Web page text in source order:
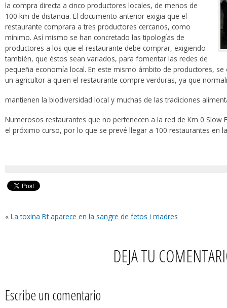
la compra directa a cinco productores locales, de menos de
100 km de distancia. El documento anterior exigia que el
restaurante comprara a tres productores cercanos, como
mínimo. Así mismo se han concretado las tipologías de
productores a los que el restaurante debe comprar, exigiendo
también, que éstos sean variados, para fomentar las redes de
pequeña economía local. En este mismo ámbito de productores,
un agricultor a quien el restaurante compre verduras, ya que
mantienen la biodiversidad local y muchas de las tradiciones
Numerosos restaurantes que no pertenecen a la red de Km 0
el próximo curso, por lo que se prevé llegar a 100 restaurantes en
« La toxina Bt aparece en la sangre de fetos i madres
DEJA TU
Escribe un comentario